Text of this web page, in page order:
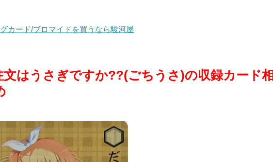
カード/ブロマイドを買うなら駿河屋
文はうさぎですか??(ごちうさ)の収録カード相